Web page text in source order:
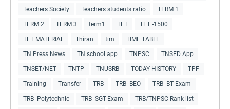
Teachers Society Teachers students ratio TERM 1
TERM 2 TERM 3 term1 TET TET -1500
TET MATERIAL Thiran tim TIME TABLE
TN Press News TN school app TNPSC TNSED App
TNSET/NET TNTP TNUSRB TODAY HISTORY TPF
Training Transfer TRB TRB -BEO TRB -BT Exam
TRB -Polytechnic TRB -SGT-Exam TRB/TNPSC Rank list